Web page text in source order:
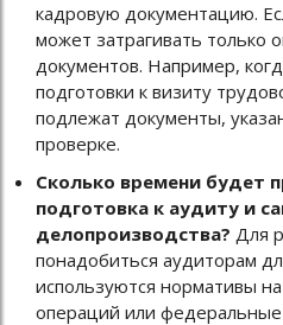
кадровую документацию.
может затрагивать только
документов. Например,
подготовки к визиту
подлежат документы,
проверке.
Сколько времени будет
подготовка к аудиту и
делопроизводства? Для
понадобиться аудиторам
используются нормативы
операций или